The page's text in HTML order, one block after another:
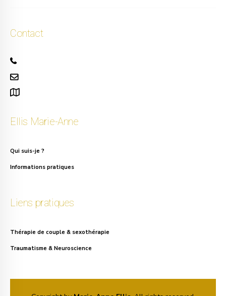
Contact
Ellis Marie-Anne
Qui suis-je ?
Informations pratiques
Liens pratiques
Thérapie de couple & sexothérapie
Traumatisme & Neuroscience